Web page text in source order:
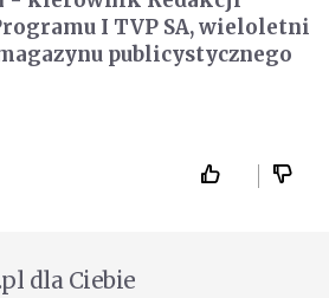
I TVP SA, wieloletni
publicystycznego
dla Ciebie